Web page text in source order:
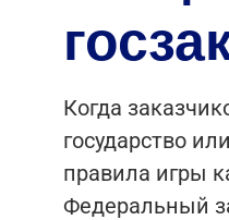
Когда
государство
правила игры
Федеральный